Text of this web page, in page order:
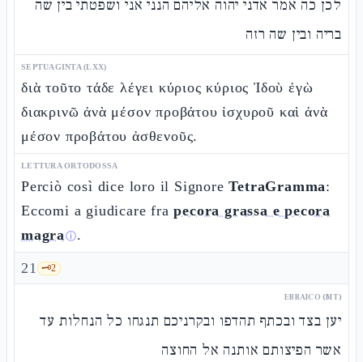
לכן כה אמר אדני יהוה אליהם הנני אני ושפטתי בין שה
בריה ובין שה רזה
SEPTUAGINTA (LXX)
διὰ τοῦτο τάδε λέγει κύριος κύριος Ἰδοὺ ἐγὼ
διακρινῶ ἀνὰ μέσον προβάτου ἰσχυροῦ καὶ ἀνὰ
μέσον προβάτου ἀσθενοῦς.
LETTURA ORTODOSSA
Perciò così dice loro il SignoreTetraGramma:
Eccomi a giudicare frapecora grassa e pecora
magraⓘ.
21 🗝️2
EBRAICO (MT)
יען בצד ובכתף תהדפו ובקרניכם תנגחו כל הנחלות עד
אשר הפיצותם אותנה אל החוצה